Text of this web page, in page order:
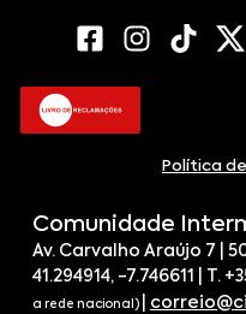
Política
Comunidade
Av. Carvalho Araújo 7 |
41.294914, -7.746611 | T.
a rede nacional)